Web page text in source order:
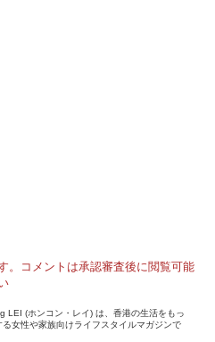
。コメントは承認審査後に閲覧可能
LEI (ホンコン・レイ) は、香港の生活をもっ
る女性や家族向けライフスタイルマガジンで